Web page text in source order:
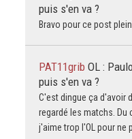
puis s'en va ?
Bravo pour ce post
PAT11grib OL :
puis s'en va ?
C'est dingue ça d'avoir
regardé les matchs. Du
j'aime trop l'OL pour ne